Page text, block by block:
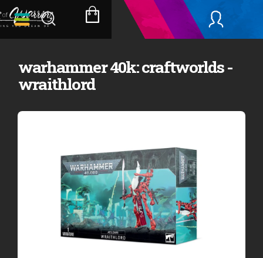
Přejít
na
obsah
NÁKUPNÍ
KOŠÍK
warhammer 40k: craftworlds -
wraithlord